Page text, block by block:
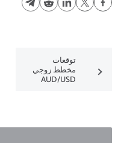
توقعات
مخطط زوجي
AUD/USD